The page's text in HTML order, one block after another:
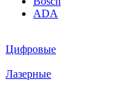
ADA
Цифровые
Лазерные